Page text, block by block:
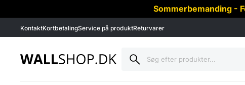
Sommerbemanding -
KontaktKortbetalingService på produktReturvarer